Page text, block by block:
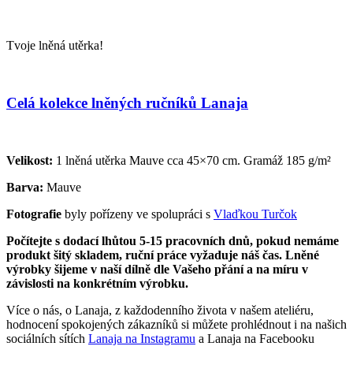
Tvoje lněná utěrka!
Celá kolekce lněných ručníků Lanaja
Velikost: 1 lněná utěrka Mauve cca 45×70 cm. Gramáž 185 g/m²
Barva: Mauve
Fotografie byly pořízeny ve spolupráci s Vlaďkou Turčok
Počítejte s dodací lhůtou 5-15 pracovních dnů, pokud nemáme
produkt šitý skladem, ruční práce vyžaduje náš čas. Lněné
výrobky šijeme v naší dílně dle Vašeho přání a na míru v
závislosti na konkrétním výrobku.
Více o nás, o Lanaja, z každodenního života v našem ateliéru,
hodnocení spokojených zákazníků si můžete prohlédnout i na našich
sociálních sítích Lanaja na Instagramu a Lanaja na Facebooku